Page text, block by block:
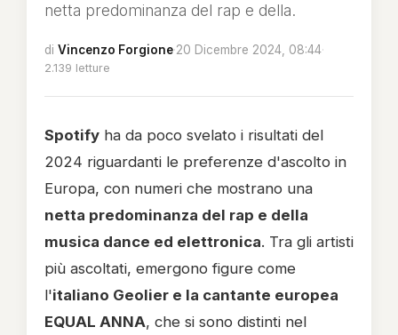
netta predominanza del rap e della.
di Vincenzo Forgione·20 Dicembre 2024, 08:44·
2.139 letture
Spotify ha da poco svelato i risultati del
2024 riguardanti le preferenze d'ascolto in
Europa, con numeri che mostrano una
netta predominanza del rap e della
musica dance ed elettronica. Tra gli artisti
più ascoltati, emergono figure come
l'italiano Geolier e la cantante europea
EQUAL ANNA, che si sono distinti nel